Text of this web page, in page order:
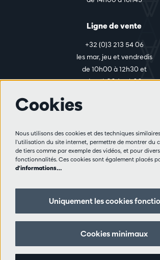
Ligne de vente
+32 (0)3 213 54 06
les mar, jeu et vendredis
de 10h00 à 12h30 et
de 14h00 à 17h00
Règlement des visiteurs
Vie privée
Partenaires
Suivez nous
Cookies
Nous utilisons des cookies et des techniques
l'utilisation du site internet, permettre de montrer du
de tiers comme par exemple des vidéos, et pour
fonctionnalités. Ces cookies sont également placés
d'informations…
Uniquement les cookies
Cookies minimaux